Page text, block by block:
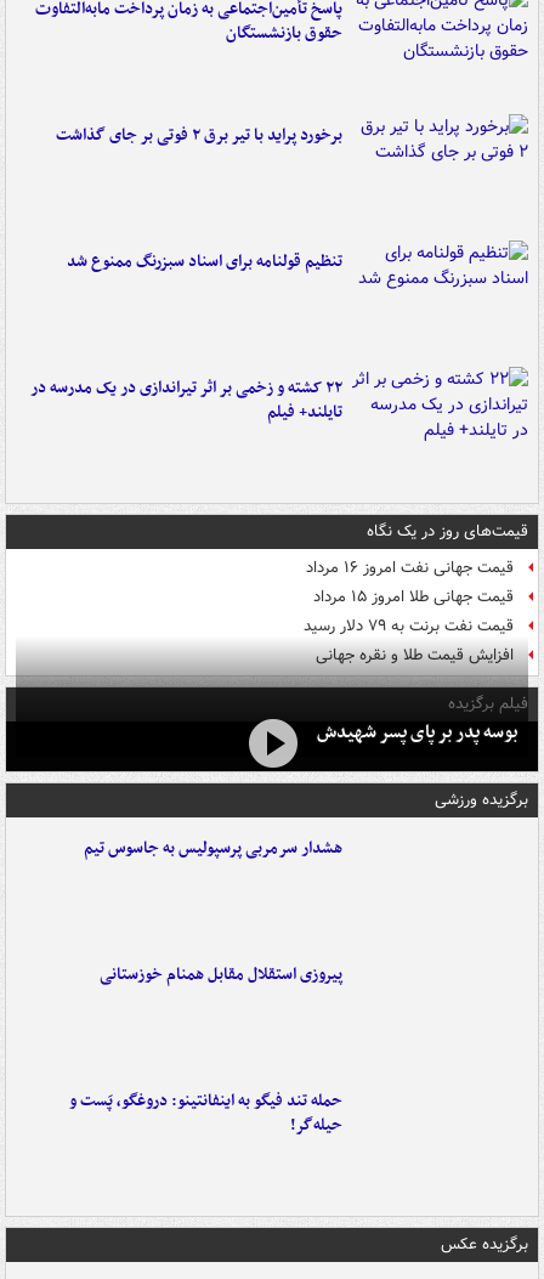
پاسخ تأمین‌اجتماعی به زمان پرداخت مابه‌التفاوت
حقوق بازنشستگان
برخورد پراید با تیر برق ۲ فوتی بر جای گذاشت
تنظیم قولنامه برای اسناد سبزرنگ ممنوع شد
۲۲ کشته و زخمی بر اثر تیراندازی در یک مدرسه در
تایلند+ فیلم
قیمت‌های روز در یک نگاه
قیمت جهانی نفت امروز ۱۶ مرداد
قیمت جهانی طلا امروز ۱۵ مرداد
قیمت نفت برنت به ۷۹ دلار رسید
افزایش قیمت طلا و نقره جهانی
فیلم برگزیده
بوسه‌ پدر بر پای پسر شهیدش
برگزیده ورزشی
هشدار سرمربی پرسپولیس به جاسوس تیم
پیروزی استقلال مقابل همنام خوزستانی
حمله تند فیگو به اینفانتینو: دروغگو، پَست‌ و
حیله‌گر!
برگزیده عکس